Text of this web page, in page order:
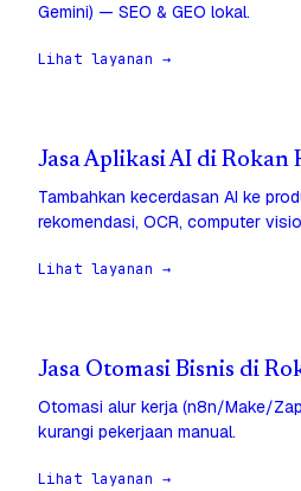
Gemini) — SEO & GEO lokal.
Lihat layanan →
Jasa Aplikasi AI di Rokan
Tambahkan kecerdasan AI ke
rekomendasi, OCR, computer
Lihat layanan →
Jasa Otomasi Bisnis di
Otomasi alur kerja (n8n/Make/
kurangi pekerjaan manual.
Lihat layanan →